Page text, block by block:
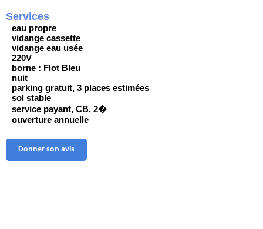
Services
eau propre
vidange cassette
vidange eau usée
220V
borne : Flot Bleu
nuit
parking gratuit, 3 places estimées
sol stable
service payant, CB, 2�
ouverture annuelle
Donner son avis